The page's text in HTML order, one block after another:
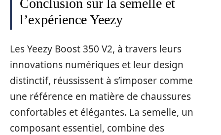
Conclusion sur la semelle et
l’expérience Yeezy
Les Yeezy Boost 350 V2, à travers leurs
innovations numériques et leur design
distinctif, réussissent à s’imposer comme
une référence en matière de chaussures
confortables et élégantes. La semelle, un
composant essentiel, combine des